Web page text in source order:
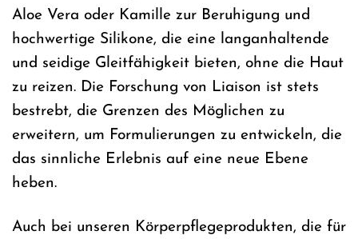
Aloe Vera oder Kamille zur Beruhigung und
hochwertige Silikone, die eine langanhaltende
und seidige Gleitfähigkeit bieten, ohne die Haut
zu reizen. Die Forschung von Liaison ist stets
bestrebt, die Grenzen des Möglichen zu
erweitern, um Formulierungen zu entwickeln, die
das sinnliche Erlebnis auf eine neue Ebene
heben.
Auch bei unseren Körperpflegeprodukten, die für